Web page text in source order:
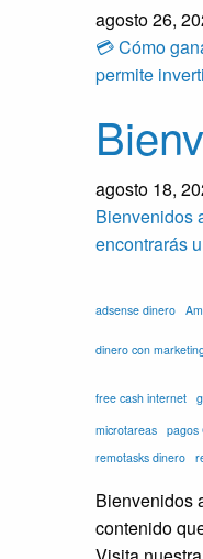
agosto 26,
💳 Cómo
permite
agosto 18,
Bienvenidos
encontrarás
adsense dinero
dinero con
free cash internet
microtareas pagos
remotasks dinero
Bienvenidos
contenido